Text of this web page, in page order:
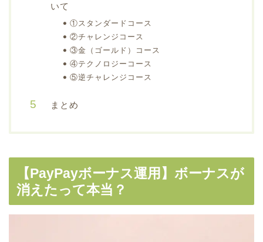
いて
①スタンダードコース
②チャレンジコース
③金（ゴールド）コース
④テクノロジーコース
⑤逆チャレンジコース
まとめ
【PayPayボーナス運用】ボーナスが
消えたって本当？